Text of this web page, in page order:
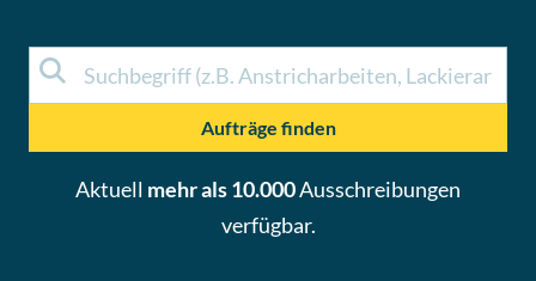
Aufträge finden
Aktuell mehr als 10.000Ausschreibungen
verfügbar.